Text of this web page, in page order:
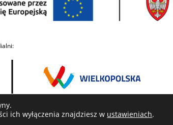
ich wyłączenia znajdziesz w ustawieniach.